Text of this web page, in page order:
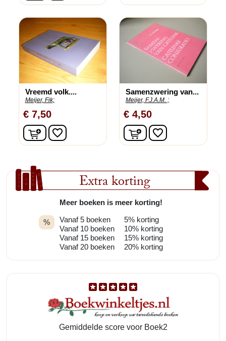
Extra korting
%
Meer boeken is meer korting!
Vanaf 5 boeken
Vanaf 10 boeken
Vanaf 15 boeken
Vanaf 20 boeken
5% korting
10% korting
15% korting
20% korting
Gemiddelde score voor Boek2
Vreemd volk....
Meijer, Fik;
€ 7,50
In winkelwagen
favorite_border
Samenzwering van...
Meijer, F.J.A.M. ;
€ 4,50
In winkelwagen
favorite_border